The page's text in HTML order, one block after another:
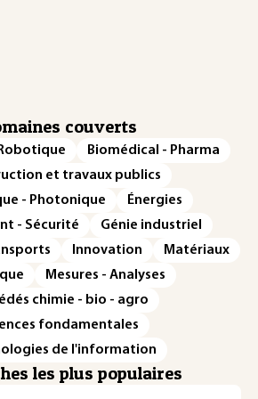
couverts
Biomédical - Pharma
et travaux publics
- Photonique
Énergies
- Sécurité
Génie industriel
Innovation
Matériaux
Mesures - Analyses
chimie - bio - agro
fondamentales
de l'information
les plus populaires